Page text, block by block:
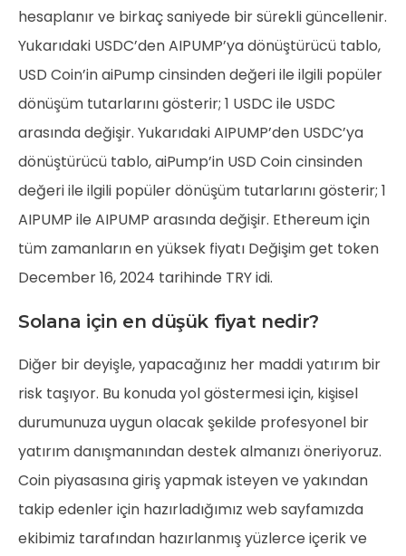
hesaplanır ve birkaç saniyede bir sürekli güncellenir.
Yukarıdaki USDC’den AIPUMP’ya dönüştürücü tablo,
USD Coin’in aiPump cinsinden değeri ile ilgili popüler
dönüşüm tutarlarını gösterir; 1 USDC ile USDC
arasında değişir. Yukarıdaki AIPUMP’den USDC’ya
dönüştürücü tablo, aiPump’in USD Coin cinsinden
değeri ile ilgili popüler dönüşüm tutarlarını gösterir; 1
AIPUMP ile AIPUMP arasında değişir. Ethereum için
tüm zamanların en yüksek fiyatı Değişim get token
December 16, 2024 tarihinde TRY idi.
Solana için en düşük fiyat nedir?
Diğer bir deyişle, yapacağınız her maddi yatırım bir
risk taşıyor. Bu konuda yol göstermesi için, kişisel
durumunuza uygun olacak şekilde profesyonel bir
yatırım danışmanından destek almanızı öneriyoruz.
Coin piyasasına giriş yapmak isteyen ve yakından
takip edenler için hazırladığımız web sayfamızda
ekibimiz tarafından hazırlanmış yüzlerce içerik ve